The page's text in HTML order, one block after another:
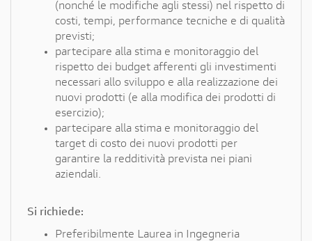
(nonché le modifiche agli stessi) nel rispetto di
costi, tempi, performance tecniche e di qualità
previsti;
partecipare alla stima e monitoraggio del
rispetto dei budget afferenti gli investimenti
necessari allo sviluppo e alla realizzazione dei
nuovi prodotti (e alla modifica dei prodotti di
esercizio);
partecipare alla stima e monitoraggio del
target di costo dei nuovi prodotti per
garantire la redditività prevista nei piani
aziendali.
Si richiede:
Preferibilmente Laurea in Ingegneria